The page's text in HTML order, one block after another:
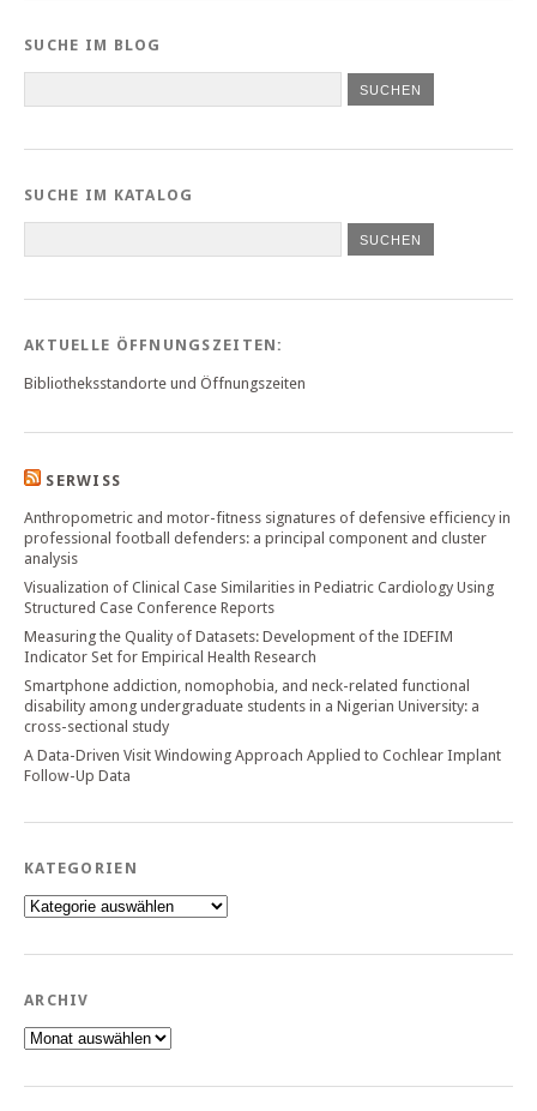
SUCHE IM BLOG
SUCHE IM KATALOG
SUCHEN
AKTUELLE ÖFFNUNGSZEITEN:
Bibliotheksstandorte und Öffnungszeiten
SERWISS
Anthropometric and motor-fitness signatures of defensive efficiency in
professional football defenders: a principal component and cluster
analysis
Visualization of Clinical Case Similarities in Pediatric Cardiology Using
Structured Case Conference Reports
Measuring the Quality of Datasets: Development of the IDEFIM
Indicator Set for Empirical Health Research
Smartphone addiction, nomophobia, and neck-related functional
disability among undergraduate students in a Nigerian University: a
cross-sectional study
A Data-Driven Visit Windowing Approach Applied to Cochlear Implant
Follow-Up Data
KATEGORIEN
Kategorien
ARCHIV
Archiv